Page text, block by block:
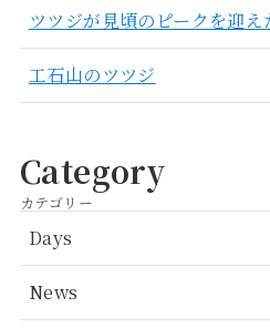
ツツジが見頃のピークを迎え
工石山のツツジ
Category
カテゴリー
Days
News